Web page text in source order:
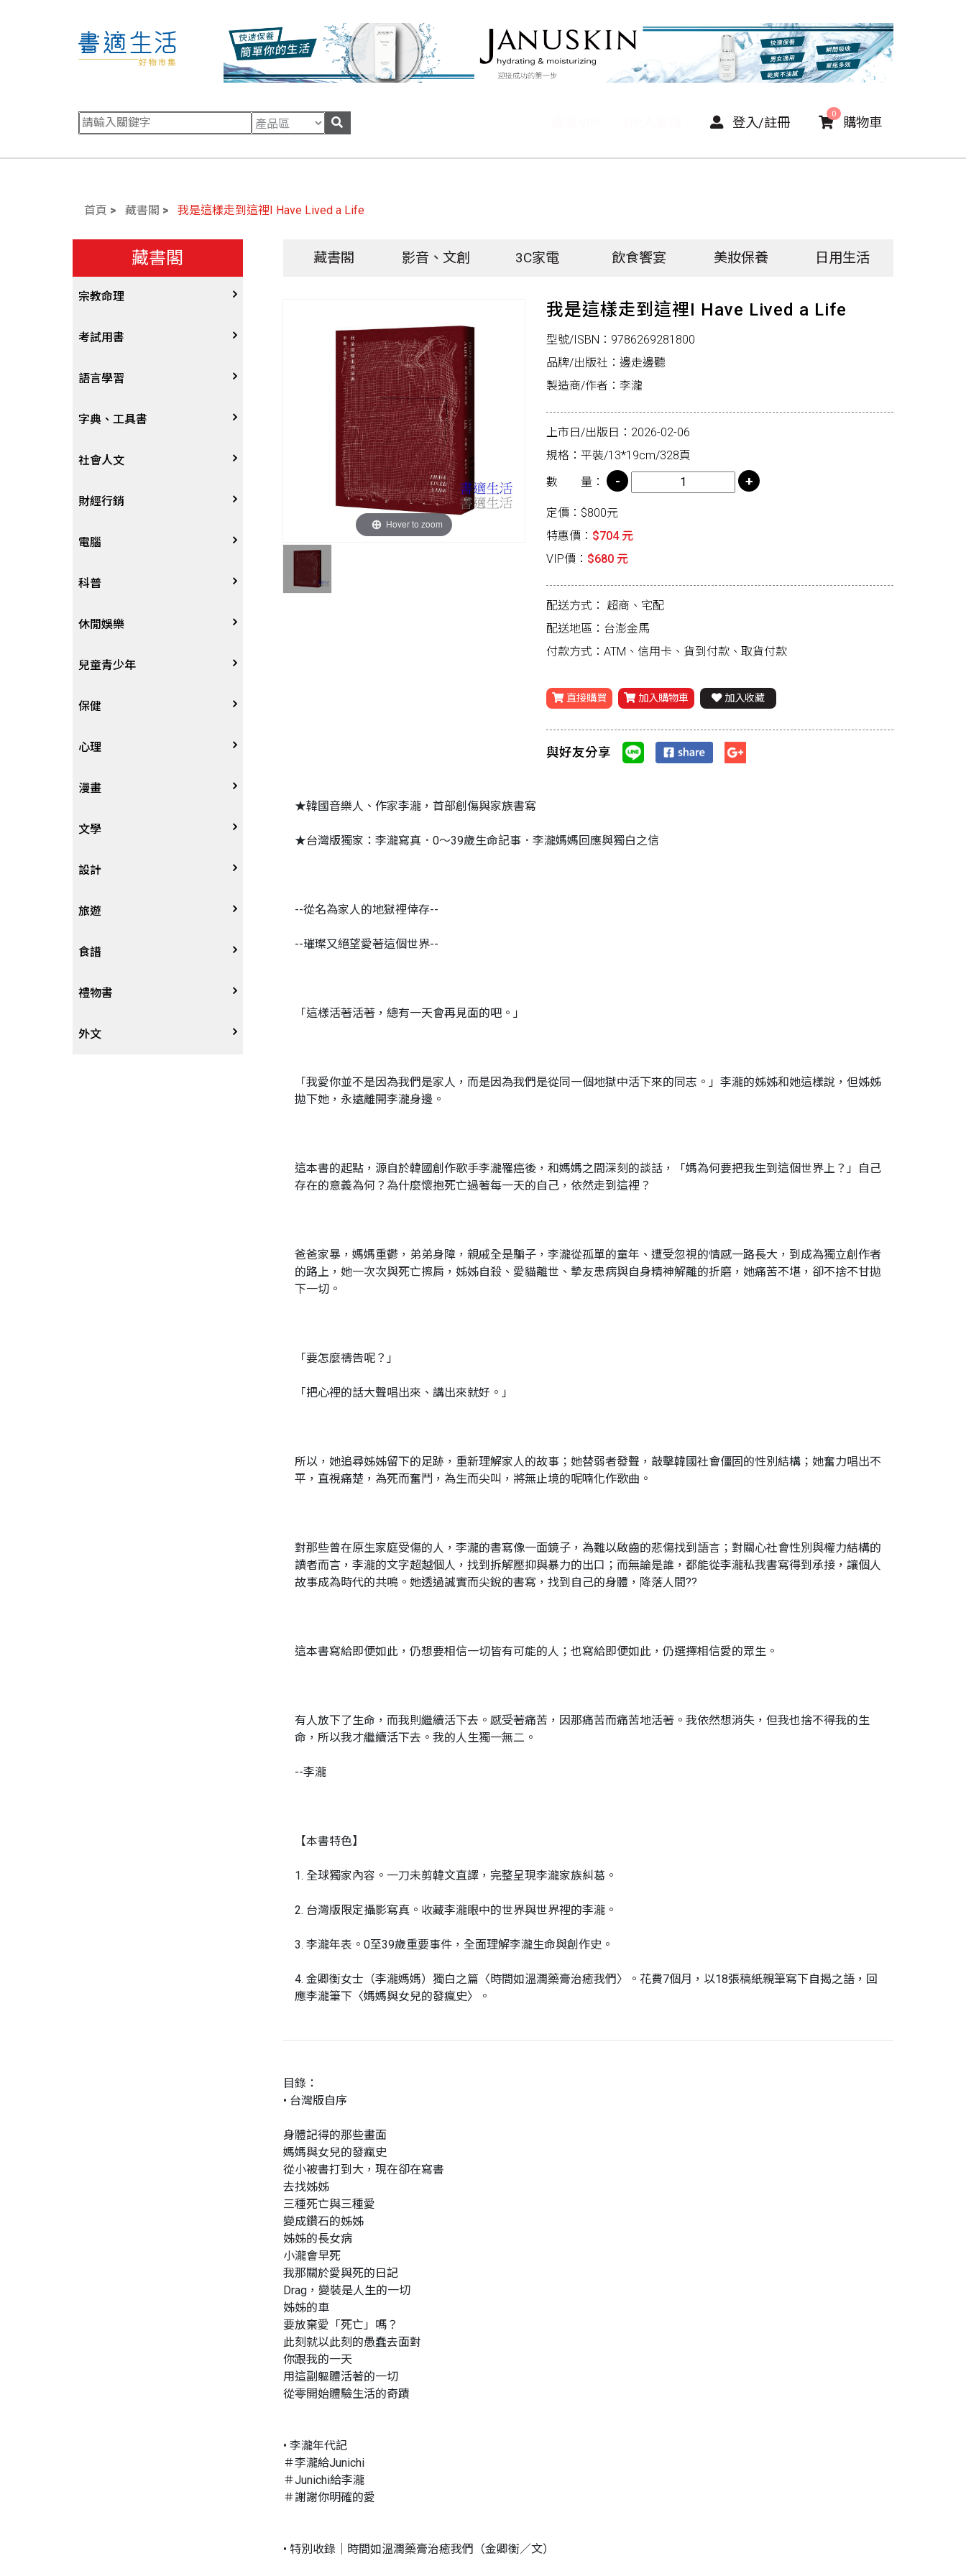
登入/註冊 購物車
0
首頁 藏書閣 我是這樣走到這裡I Have Lived a Life
藏書閣
宗教命理
宗教
星象星座命理
考試用書
四技二專大學
國考、檢定
留學考試
學習法/考試方法
國中小參考書
語言學習
英語/美語
日語
韓語
歐語
東南亞語
閩南語/台語
其他語言
中文
字典、工具書
字辭典
百科、圖鑑
地圖集
其他工具書
社會人文
社會學、人文思想
法律
政治
軍事
哲學
歷史地理
歷史人物傳記
兩岸國際
財經行銷
行銷廣告
談判溝通
電子商務&趨勢
生涯規劃
經營管理、成功學
商學、經濟學
投資理財
人物傳記
職場工作術
電腦
軟體
硬體
技能檢定
電玩攻略
其他
科普
大自然動植物
天文地理
物理化學
科普
數學
航空
休閒娛樂
體育運動
音樂、樂譜
繪畫/書法
攝影
電影
棋藝桌遊
寵物
時尚、瘦身、芳療
戲劇、舞蹈
動腦解謎
兒童青少年
0~3歲
4~8歲
8~12歲
12~18歲
遊戲書
英語書
教育教養
保健
家庭、親子
疾病養生
醫療人文
心理
心理學
勵志成長
人際關係
生老病死
漫畫
漫畫
圖文繪本
限制級漫畫
文學
中文文學
中文詩詞
武俠小說
奇幻恐佈小說
推理小說
設計
藝術設計
居家佈置
建築工藝
園藝
旅遊
台灣
中港澳
日韓
食譜
中式
西式
禮物書
外文
藏書閣 影音、文創 3C家電 飲食饗宴 美妝保養 日用生活
Hover to zoom
我是這樣走到這裡I Have Lived a Life
型號/ISBN：9786269281800
品牌/出版社：邊走邊聽
製造商/作者：李瀧
上市日/出版日：2026-02-06
規格：平裝/13*19cm/328頁
數 量：
定價：$800元
特惠價： $704 元
VIP價： $680 元
配送方式： 超商、宅配
配送地區：台澎金馬
付款方式：ATM、信用卡、貨到付款、取貨付款
直接購買 加入購物車 加入收藏
與好友分享
★韓國音樂人、作家李瀧，首部創傷與家族書寫
★台灣版獨家：李瀧寫真．0～39歲生命記事．李瀧媽媽回應與獨白之信
--從名為家人的地獄裡倖存--
--璀璨又絕望愛著這個世界--
「這樣活著活著，總有一天會再見面的吧。」
「我愛你並不是因為我們是家人，而是因為我們是從同一個地獄中活下來的同志。」李瀧的姊姊和她這樣說，但姊姊
拋下她，永遠離開李瀧身邊。
這本書的起點，源自於韓國創作歌手李瀧罹癌後，和媽媽之間深刻的談話，「媽為何要把我生到這個世界上？」自己
存在的意義為何？為什麼懷抱死亡過著每一天的自己，依然走到這裡？
爸爸家暴，媽媽重鬱，弟弟身障，親戚全是騙子，李瀧從孤單的童年、遭受忽視的情感一路長大，到成為獨立創作者
的路上，她一次次與死亡擦肩，姊姊自殺、愛貓離世、摯友患病與自身精神解離的折磨，她痛苦不堪，卻不捨不甘拋
下一切。
「要怎麼禱告呢？」
「把心裡的話大聲唱出來、講出來就好。」
所以，她追尋姊姊留下的足跡，重新理解家人的故事；她替弱者發聲，敲擊韓國社會僵固的性別結構；她奮力唱出不
平，直視痛楚，為死而奮鬥，為生而尖叫，將無止境的呢喃化作歌曲。
對那些曾在原生家庭受傷的人，李瀧的書寫像一面鏡子，為難以啟齒的悲傷找到語言；對關心社會性別與權力結構的
讀者而言，李瀧的文字超越個人，找到拆解壓抑與暴力的出口；而無論是誰，都能從李瀧私我書寫得到承接，讓個人
故事成為時代的共鳴。她透過誠實而尖銳的書寫，找到自己的身體，降落人間??
這本書寫給即便如此，仍想要相信一切皆有可能的人；也寫給即便如此，仍選擇相信愛的眾生。
有人放下了生命，而我則繼續活下去。感受著痛苦，因那痛苦而痛苦地活著。我依然想消失，但我也捨不得我的生
命，所以我才繼續活下去。我的人生獨一無二。
--李瀧
【本書特色】
1. 全球獨家內容。一刀未剪韓文直譯，完整呈現李瀧家族糾葛。
2. 台灣版限定攝影寫真。收藏李瀧眼中的世界與世界裡的李瀧。
3. 李瀧年表。0至39歲重要事件，全面理解李瀧生命與創作史。
4. 金卿衡女士（李瀧媽媽）獨白之篇〈時間如溫潤藥膏治癒我們〉。花費7個月，以18張稿紙親筆寫下自揭之語，回
應李瀧筆下〈媽媽與女兒的發瘋史〉。
目錄：
• 台灣版自序
身體記得的那些畫面
媽媽與女兒的發瘋史
從小被書打到大，現在卻在寫書
去找姊姊
三種死亡與三種愛
變成鑽石的姊姊
姊姊的長女病
小瀧會早死
我那關於愛與死的日記
Drag，變裝是人生的一切
姊姊的車
要放棄愛「死亡」嗎？
此刻就以此刻的愚蠢去面對
你跟我的一天
用這副軀體活著的一切
從零開始體驗生活的奇蹟
• 李瀧年代記
＃李瀧給Junichi
＃Junichi給李瀧
＃謝謝你明確的愛
• 特別收錄｜時間如溫潤藥膏治癒我們（金卿衡／文）